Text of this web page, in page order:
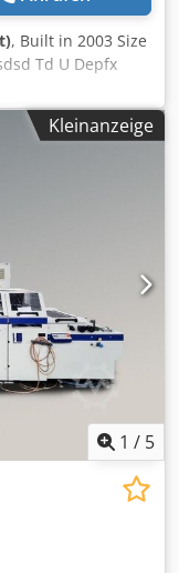
, Built in 2003 Size
Td U Depfx
Kleinanzeige
1 / 5